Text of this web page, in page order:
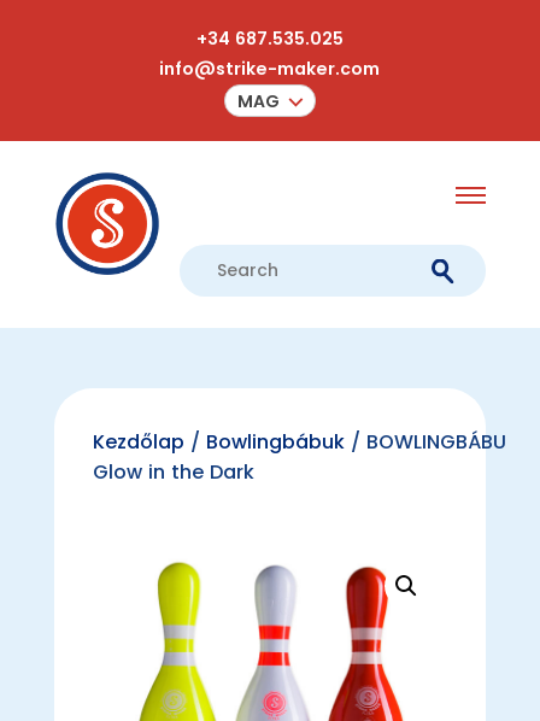
+34 687.535.025
info@strike-maker.com
MAG
Kezdőlap / Bowlingbábuk/ BOWLINGBÁBU
Glow in the Dark